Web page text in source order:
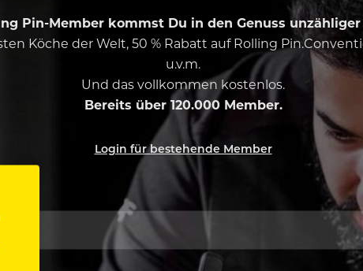
Pin-Member kommst Du in den Genuss
Köche der Welt, 50 % Rabatt auf Rolling
u.v.m.
Und das vollkommen kostenlos.
Bereits über 120.000 Member.
Login für bestehende Member